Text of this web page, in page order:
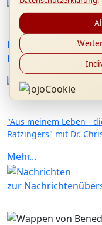
23.05.2026
Besuch von Msgr.
Kolping International
10.05.2026
"Aus meinem Leben -
Ratzingers" mit Dr.
Mehr...
zur